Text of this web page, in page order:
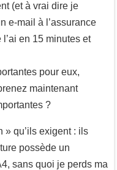
(et à vrai dire je
e-mail à l’assurance
en 15 minutes et
pour eux,
maintenant
?
» qu’ils exigent : ils
possède un
sans quoi je perds ma